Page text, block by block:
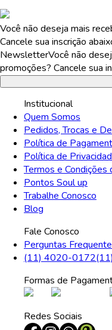
Você não deseja mais
Cancele sua inscrição
NewsletterVocê não
promoções? Cancele sua
Institucional
Quem Somos
Pedidos, Trocas e
Política de
Política de
Termos e Condições
Pontos Soul up
Trabalhe Conosco
Blog
Fale Conosco
Perguntas
(11) 4020-0172
Formas de
Redes Sociais